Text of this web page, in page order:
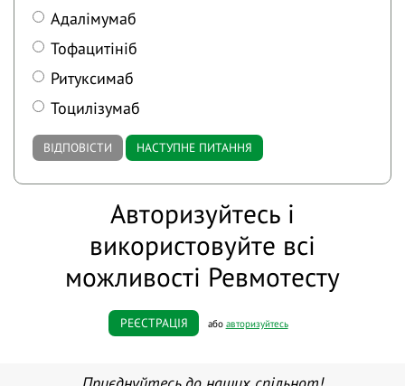
Адалімумаб
Тофацитініб
Ритуксимаб
Тоцилізумаб
ВІДПОВІСТИ НАСТУПНЕ ПИТАННЯ
Авторизуйтесь і
використовуйте всі
можливості Ревмотесту
РЕЄСТРАЦІЯ або авторизуйтесь